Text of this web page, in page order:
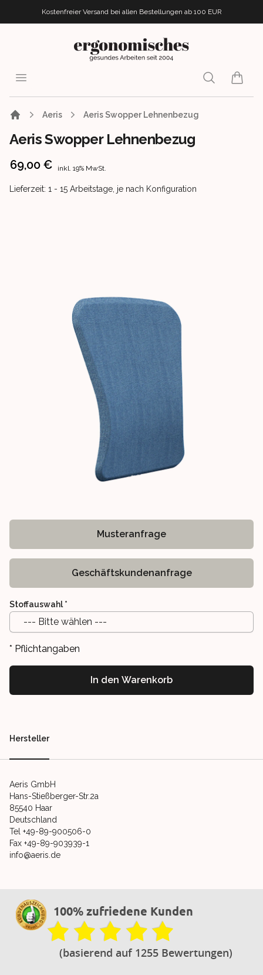
Kostenfreier Versand bei allen Bestellungen ab 100 EUR
ergonomisches.de
Open menu Search
items
Aeris Aeris Swopper Lehnenbezug
Aeris Swopper Lehnenbezug
Product information
69,00 € inkl. 19% MwSt.
Product delivery information
Lieferzeit: 1 - 15 Arbeitstage, je nach Konfiguration
Musteranfrage
Geschäftskundenanfrage
Stoffauswahl*
--- Bitte wählen ---
* Pflichtangaben
In den Warenkorb
Hersteller
Aeris GmbH
Hans-Stießberger-Str.2a
85540 Haar
Deutschland
Tel +49-89-900506-0
Fax +49-89-903939-1
info@aeris.de
100% zufriedene Kunden
(basierend auf 1255 Bewertungen)